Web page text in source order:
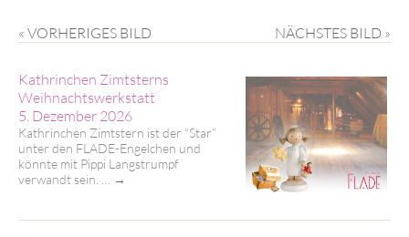
« VORHERIGES BILD NÄCHSTES BILD »
Kathrinchen Zimtsterns
Weihnachtswerkstatt
5. Dezember 2026
Kathrinchen Zimtstern ist der “Star”
unter den FLADE-Engelchen und
könnte mit Pippi Langstrumpf
verwandt sein. …
→